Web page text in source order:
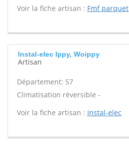
Voir la fiche artisan : Fmf parquet
Instal-elec Ippy, Woippy
Artisan
Département: 57
Climatisation réversible -
Voir la fiche artisan : Instal-elec